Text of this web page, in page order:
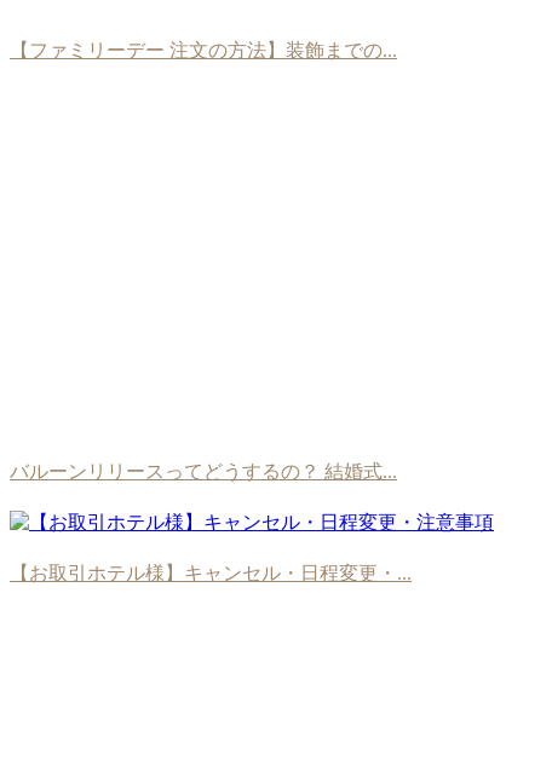
【ファミリーデー 注文の方法】装飾までの...
バルーンリリースってどうするの？ 結婚式...
【お取引ホテル様】キャンセル・日程変更・...